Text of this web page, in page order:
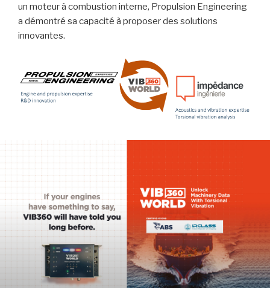
un moteur à combustion interne, Propulsion Engineering
a démontré sa capacité à proposer des solutions
innovantes.